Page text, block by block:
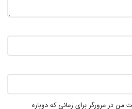
من در مرورگر برای زمانی که دوباره